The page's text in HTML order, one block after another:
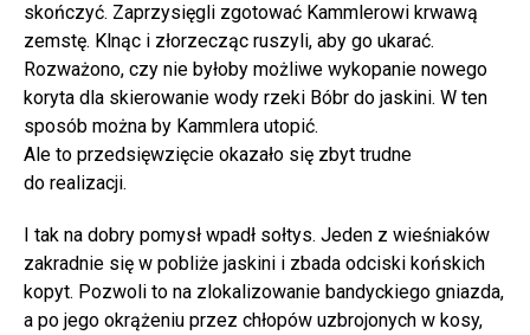
skończyć. Zaprzysięgli zgotować Kammlerowi krwawą
zemstę. Klnąc i złorzecząc ruszyli, aby go ukarać.
Rozważono, czy nie byłoby możliwe wykopanie nowego
koryta dla skierowanie wody rzeki Bóbr do jaskini. W ten
sposób można by Kammlera utopić.
Ale to przedsięwzięcie okazało się zbyt trudne
do realizacji.
I tak na dobry pomysł wpadł sołtys. Jeden z wieśniaków
zakradnie się w pobliże jaskini i zbada odciski końskich
kopyt. Pozwoli to na zlokalizowanie bandyckiego gniazda,
a po jego okrążeniu przez chłopów uzbrojonych w kosy,